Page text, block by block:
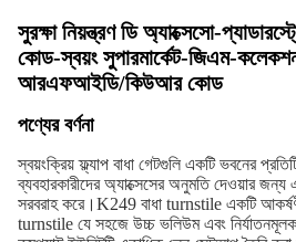
সুরক্ষা নিয়ন্ত্রণ ডি অ্যাক্সেসো-
কোড-স্বয়ং সুপারমার্কেট-জিএম-
আরএফআইডি/কিউআর কোড
পণ্যের বর্ণনা
স্বয়ংক্রিয় ফ্ল্যাপ বাধা গেটগুলি একটি ভবনের
ব্যবহারকারীদের অ্যাক্সেসের অনুমতি দেওয়ার
সরবরাহ করে।K249 বাধা turnstile একটি
turnstile যে সহজে উচ্চ ভলিউম এবং নির্যাতনমূলক